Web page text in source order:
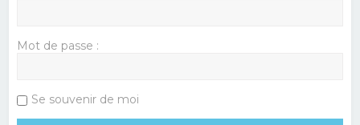
Mot de passe :
Se souvenir de moi